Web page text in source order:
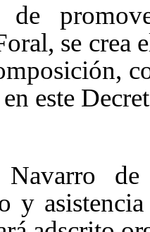
se crea
este
de
y